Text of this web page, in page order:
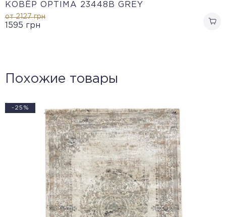
КОВЁР OPTIMA 23448B GREY
от 2127грн
1595 грн
Похожие товары
-25%